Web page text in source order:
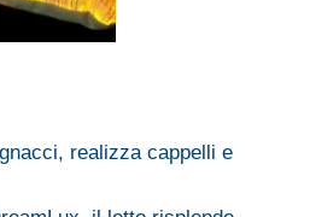
realizza cappelli e